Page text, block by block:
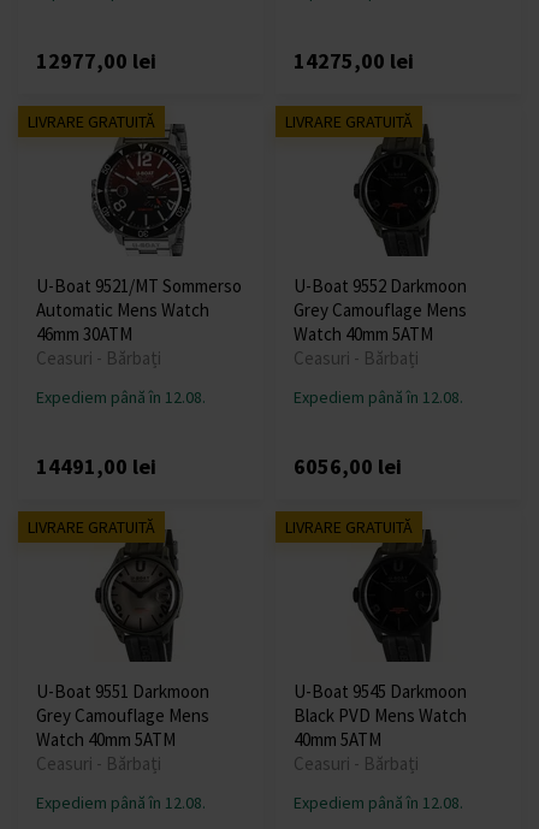
12977,00 lei 14275,00 lei
LIVRARE GRATUITĂ
U-Boat 9521/MT Sommerso
Automatic Mens Watch
46mm 30ATM
Ceasuri - Bărbați
Expediem până în 12.08.
14491,00 lei
LIVRARE GRATUITĂ
U-Boat 9552 Darkmoon
Grey Camouflage Mens
Watch 40mm 5ATM
Ceasuri - Bărbați
Expediem până în 12.08.
6056,00 lei
LIVRARE GRATUITĂ
U-Boat 9551 Darkmoon
Grey Camouflage Mens
Watch 40mm 5ATM
Ceasuri - Bărbați
Expediem până în 12.08.
LIVRARE GRATUITĂ
U-Boat 9545 Darkmoon
Black PVD Mens Watch
40mm 5ATM
Ceasuri - Bărbați
Expediem până în 12.08.